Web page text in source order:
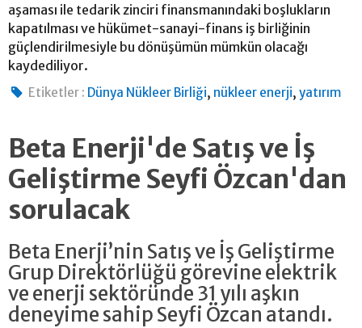
aşaması ile tedarik zinciri finansmanındaki boşlukların
kapatılması ve hükümet-sanayi-finans iş birliğinin
güçlendirilmesiyle bu dönüşümün mümkün olacağı
kaydediliyor.
Etiketler : Dünya Nükleer Birliği, nükleer enerji,yatırım
Beta Enerji'de Satış ve İş
Geliştirme Seyfi Özcan'dan
sorulacak
Beta Enerji’nin Satış ve İş Geliştirme
Grup Direktörlüğü görevine elektrik
ve enerji sektöründe 31 yılı aşkın
deneyime sahip Seyfi Özcan atandı.